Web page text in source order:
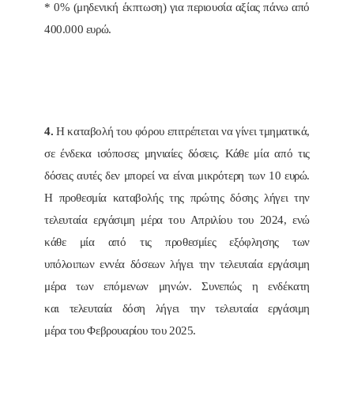
* 0% (μηδενική έκπτωση) για περιουσία αξίας πάνω από
400.000 ευρώ.
4. Η καταβολή του φόρου επιτρέπεται να γίνει τμηματικά,
σε ένδεκα ισόποσες μηνιαίες δόσεις. Κάθε μία από τις
δόσεις αυτές δεν μπορεί να είναι μικρότερη των 10 ευρώ.
Η προθεσμία καταβολής της πρώτης δόσης λήγει την
τελευταία εργάσιμη μέρα του Απριλίου του 2024, ενώ
κάθε μία από τις προθεσμίες εξόφλησης των
υπόλοιπων εννέα δόσεων λήγει την τελευταία εργάσιμη
μέρα των επόμενων μηνών. Συνεπώς η ενδέκατη
και τελευταία δόση λήγει την τελευταία εργάσιμη
μέρα του Φεβρουαρίου του 2025.